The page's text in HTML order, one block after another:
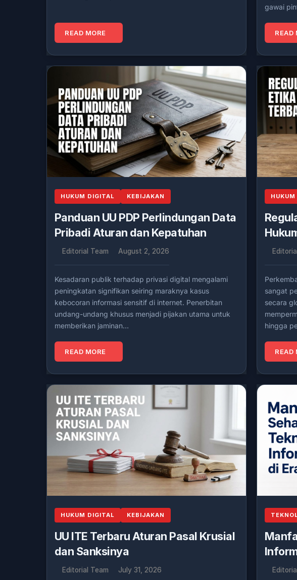
READ MORE
gawai
READ
HUKUM DIGITAL KEBIJAKAN
Panduan UU PDP Perlindungan Data
Pribadi Aturan dan Kepatuhan
Editorial Team August 2, 2026
Kesadaran publik terhadap privasi digital mengalami
peningkatan signifikan seiring maraknya kasus
kebocoran informasi sensitif di internet. Penerbitan
undang-undang khusus menjadi pijakan utama untuk
memberikan jaminan…
READ MORE
sangat
secara
hingga
READ
HUKUM DIGITAL KEBIJAKAN
UU ITE Terbaru Aturan Pasal Krusial
dan Sanksinya
Editorial Team July 31, 2026